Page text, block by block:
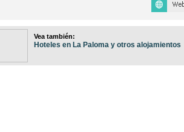
Vea también:
Hoteles en La Paloma y otros alojamientos